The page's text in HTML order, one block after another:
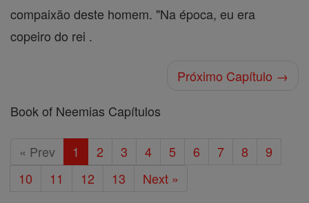
compaixão deste homem. "Na época, eu era
copeiro do rei .
Próximo Capítulo →
Book of Neemias Capítulos
« Prev 1 2 3 4 5 6 7 8
9
10
11 12 13 Next »